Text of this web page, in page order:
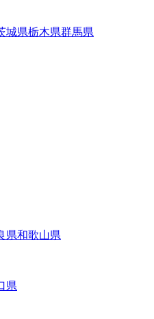
城県栃木県群馬県
県和歌山県
県